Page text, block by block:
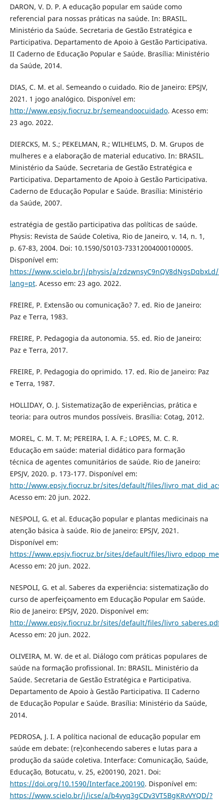
DARON, V. D. P. A educação popular em saúde como
referencial para nossas práticas na saúde. In: BRASIL.
Ministério da Saúde. Secretaria de Gestão Estratégica e
Participativa. Departamento de Apoio à Gestão Participativa.
II Caderno de Educação Popular e Saúde. Brasília: Ministério
da Saúde, 2014.
DIAS, C. M. et al. Semeando o cuidado. Rio de Janeiro: EPSJV,
2021. 1 jogo analógico. Disponível em:
http://www.epsjv.fiocruz.br/semeandoocuidado. Acesso em:
23 ago. 2022.
DIERCKS, M. S.; PEKELMAN, R.; WILHELMS, D. M. Grupos de
mulheres e a elaboração de material educativo. In: BRASIL.
Ministério da Saúde. Secretaria de Gestão Estratégica e
Participativa. Departamento de Apoio à Gestão Participativa.
Caderno de Educação Popular e Saúde. Brasília: Ministério
da Saúde, 2007.
estratégia de gestão participativa das políticas de saúde.
Physis: Revista de Saúde Coletiva, Rio de Janeiro, v. 14, n. 1,
p. 67-83, 2004. Doi: 10.1590/S0103-73312004000100005.
Disponível em:
https://www.scielo.br/j/physis/a/
lang=pt. Acesso em: 23 ago. 2022.
FREIRE, P. Extensão ou comunicação? 7. ed. Rio de Janeiro:
Paz e Terra, 1983.
FREIRE, P. Pedagogia da autonomia. 55. ed. Rio de Janeiro:
Paz e Terra, 2017.
FREIRE, P. Pedagogia do oprimido. 17. ed. Rio de Janeiro: Paz
e Terra, 1987.
HOLLIDAY, O. J. Sistematização de experiências, prática e
teoria: para outros mundos possíveis. Brasília: Cotag, 2012.
MOREL, C. M. T. M; PEREIRA, I. A. F.; LOPES, M. C. R.
Educação em saúde: material didático para formação
técnica de agentes comunitários de saúde. Rio de Janeiro:
EPSJV, 2020. p. 173-177. Disponível em:
http://www.epsjv.fiocruz.br/sites/default/files/
Acesso em: 20 jun. 2022.
NESPOLI, G. et al. Educação popular e plantas medicinais na
atenção básica à saúde. Rio de Janeiro: EPSJV, 2021.
Disponível em:
https://www.epsjv.fiocruz.br/sites/default/files/
Acesso em: 20 jun. 2022.
NESPOLI, G. et al. Saberes da experiência: sistematização do
curso de aperfeiçoamento em Educação Popular em Saúde.
Rio de Janeiro: EPSJV, 2020. Disponível em:
http://www.epsjv.fiocruz.br/sites/default/files/
Acesso em: 20 jun. 2022.
OLIVEIRA, M. W. de et al. Diálogo com práticas populares de
saúde na formação profissional. In: BRASIL. Ministério da
Saúde. Secretaria de Gestão Estratégica e Participativa.
Departamento de Apoio à Gestão Participativa. II Caderno
de Educação Popular e Saúde. Brasília: Ministério da Saúde,
2014.
PEDROSA, J. I. A política nacional de educação popular em
saúde em debate: (re)conhecendo saberes e lutas para a
produção da saúde coletiva. Interface: Comunicação, Saúde,
Educação, Botucatu, v. 25, e200190, 2021. Doi:
https://doi.org/10.1590/Interface.200190. Disponível em:
https://www.scielo.br/j/icse/a/b4vyq3gCDv3VT5BgKRvVYQD/?